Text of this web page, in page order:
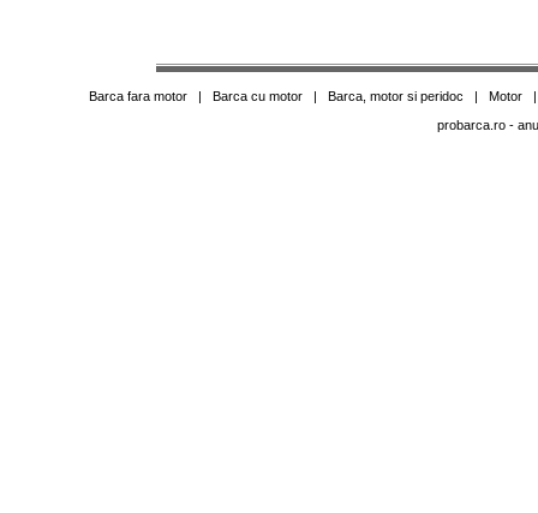
Barca fara motor| Barca cu motor| Barca, motor si peridoc | Motor
probarca.ro-